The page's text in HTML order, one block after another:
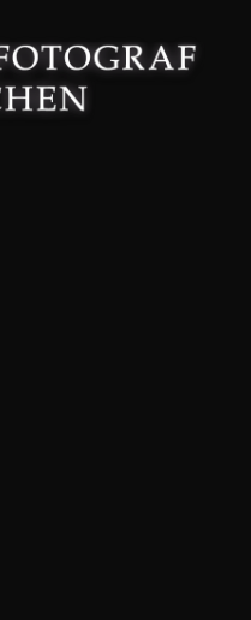
–Impressum
München.